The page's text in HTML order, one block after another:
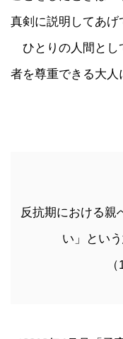
真剣に説明してあげ
ひとりの人間とし
者を尊重できる大人
反抗期における親
い」とい